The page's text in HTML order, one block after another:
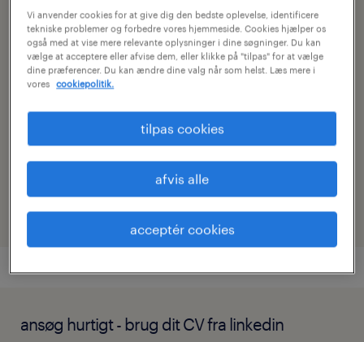
kontakt
thomas lauritsen
kontakt email
thomas.lauritsen@randstad.dk
ansøg hurtigt - brug dit CV fra linkedin
Vi anvender cookies for at give dig den bedste oplevelse, identificere
tekniske problemer og forbedre vores hjemmeside. Cookies hjælper os
også med at vise mere relevante oplysninger i dine søgninger. Du kan
vælge at acceptere eller afvise dem, eller klikke på "tilpas" for at vælge
dine præferencer. Du kan ændre dine valg når som helst. Læs mere i
vores
cookiepolitik.
tilpas cookies
afvis alle
acceptér cookies